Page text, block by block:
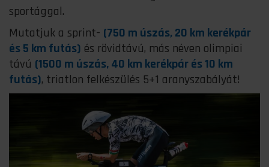
sportággal.
Mutatjuk a sprint- (750 m úszás, 20 km kerékpár
és 5 km futás) és rövidtávú, más néven olimpiai
távú (1500 m úszás, 40 km kerékpár és 10 km
futás), triatlon felkészülés 5+1 aranyszabályát!